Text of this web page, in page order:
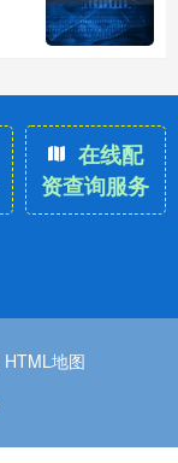
在线配
资查询服务
HTML地图